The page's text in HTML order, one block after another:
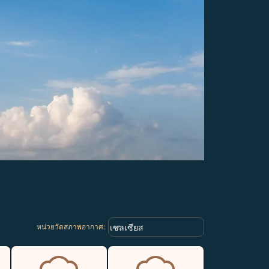
หน่วยวัดสภาพอากาศ: Weather unit option เซลเซียส
เซลเซียส
keyboard_arrow_down